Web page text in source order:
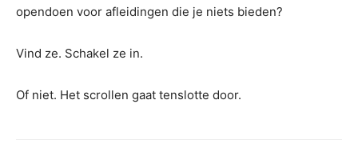
opendoen voor afleidingen die je niets bieden?
Vind ze. Schakel ze in.
Of niet. Het scrollen gaat tenslotte door.